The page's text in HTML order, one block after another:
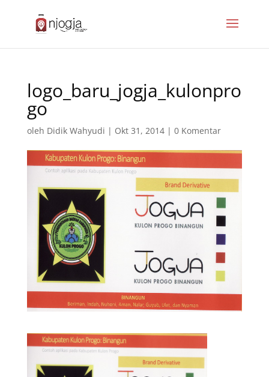
logo_baru_jogja_kulonpro
go
oleh Didik Wahyudi | Okt 31, 2014| 0 Komentar